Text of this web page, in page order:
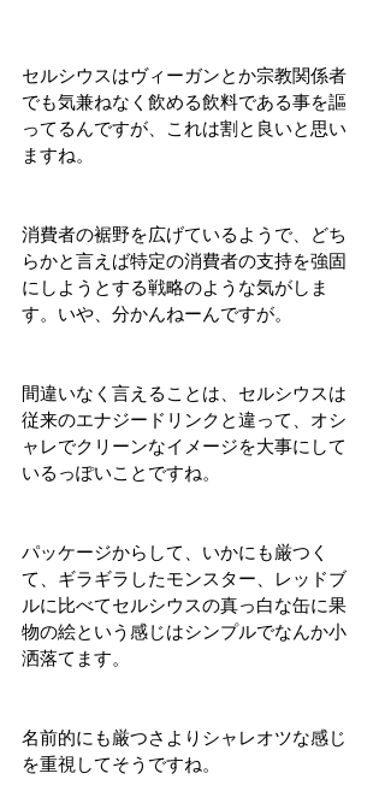
セルシウスはヴィーガンとか宗教関係者
でも気兼ねなく飲める飲料である事を謳
ってるんですが、これは割と良いと思い
ますね。
消費者の裾野を広げているようで、どち
らかと言えば特定の消費者の支持を強固
にしようとする戦略のような気がしま
す。いや、分かんねーんですが。
間違いなく言えることは、セルシウスは
従来のエナジードリンクと違って、オシ
ャレでクリーンなイメージを大事にして
いるっぽいことですね。
パッケージからして、いかにも厳つく
て、ギラギラしたモンスター、レッドブ
ルに比べてセルシウスの真っ白な缶に果
物の絵という感じはシンプルでなんか小
洒落てます。
名前的にも厳つさよりシャレオツな感じ
を重視してそうですね。